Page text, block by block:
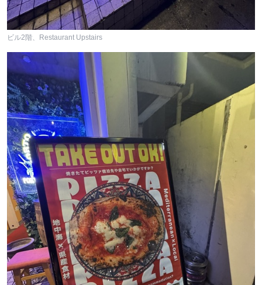
ビル2階、Restaurant Upstairs